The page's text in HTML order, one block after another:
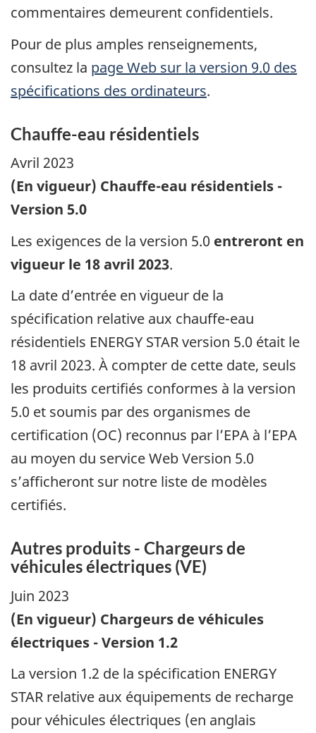
commentaires demeurent confidentiels.
Pour de plus amples renseignements,
consultez la page Web sur la version 9.0 des
spécifications des ordinateurs.
Chauffe-eau résidentiels
Avril 2023
(En vigueur) Chauffe-eau résidentiels -
Version 5.0
Les exigences de la version 5.0 entreront en
vigueur le 18 avril 2023.
La date d’entrée en vigueur de la
spécification relative aux chauffe-eau
résidentiels ENERGY STAR version 5.0 était le
18 avril 2023. À compter de cette date, seuls
les produits certifiés conformes à la version
5.0 et soumis par des organismes de
certification (OC) reconnus par l’EPA à l’EPA
au moyen du service Web Version 5.0
s’afficheront sur notre liste de modèles
certifiés.
Autres produits - Chargeurs de
véhicules électriques (VE)
Juin 2023
(En vigueur) Chargeurs de véhicules
électriques - Version 1.2
La version 1.2 de la spécification ENERGY
STAR relative aux équipements de recharge
pour véhicules électriques (en anglais